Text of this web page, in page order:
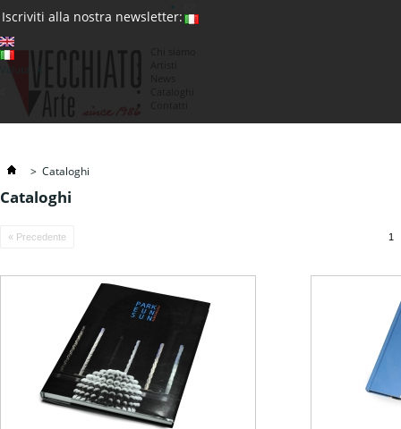
Iscriviti alla nostra newsletter:
> Cataloghi
Cataloghi
« Precedente 1